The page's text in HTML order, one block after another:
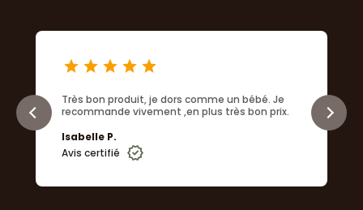
star star star star star
Très bon produit, je dors comme un bébé. Je
recommande vivement ,en plus très bon prix.
Isabelle P.
Avis certifié